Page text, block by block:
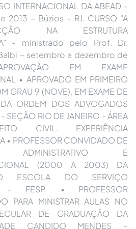
INTERNACIONAL DA ABEAD -
2013 – Búzios – RJ. CURSO “A
NA ESTRUTURA
- ministrado pelo Prof. Dr.
– setembro a dezembro de
EM EXAME
• APROVADO EM PRIMEIRO
GRAU 9 (NOVE), EM EXAME DE
ORDEM DOS ADVOGADOS
SEÇÃO RIO DE JANEIRO - ÁREA
CIVIL. EXPERIÊNCIA
• PROFESSOR CONVIDADO DE
ADMINISTRATIVO E
(2000 A 2003) DA
ESCOLA DO SERVIÇO
– FESP. • PROFESSOR
PARA MINISTRAR AULAS NO
DE GRADUAÇÃO DA
CANDIDO MENDES –